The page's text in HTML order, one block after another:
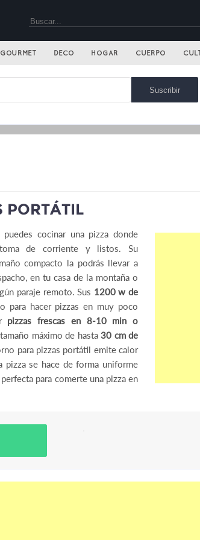
GOURMET DECO HOGAR CUERPO
PORTÁTIL
puedes cocinar una pizza donde
de corriente y listos. Su
compacto la podrás llevar a
en tu casa de la montaña o
paraje remoto. Sus 1200 w de
para hacer pizzas en muy poco
pizzas frescas en 8-10 min o
máximo de hasta30 cm de
para pizzas portátil emite calor
se hace de forma uniforme
para comerte una pizza en